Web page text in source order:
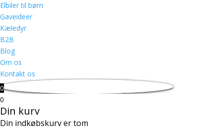
Elbiler til børn
Gaveideer
Kæledyr
B2B
Blog
Om os
Kontakt os
0
0
Din kurv
Din indkøbskurv er tom